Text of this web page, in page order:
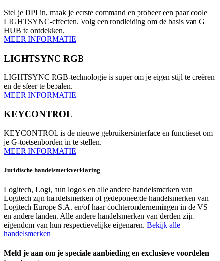
Stel je DPI in, maak je eerste command en probeer een paar coole
LIGHTSYNC-effecten. Volg een rondleiding om de basis van G
HUB te ontdekken.
MEER INFORMATIE
LIGHTSYNC RGB
LIGHTSYNC RGB-technologie is super om je eigen stijl te creëren
en de sfeer te bepalen.
MEER INFORMATIE
KEYCONTROL
KEYCONTROL is de nieuwe gebruikersinterface en functieset om
je G-toetsenborden in te stellen.
MEER INFORMATIE
Juridische handelsmerkverklaring
Logitech, Logi, hun logo's en alle andere handelsmerken van
Logitech zijn handelsmerken of gedeponeerde handelsmerken van
Logitech Europe S.A. en/of haar dochterondernemingen in de VS
en andere landen. Alle andere handelsmerken van derden zijn
eigendom van hun respectievelijke eigenaren. Bekijk alle
handelsmerken
Meld je aan om je speciale aanbieding en exclusieve voordelen